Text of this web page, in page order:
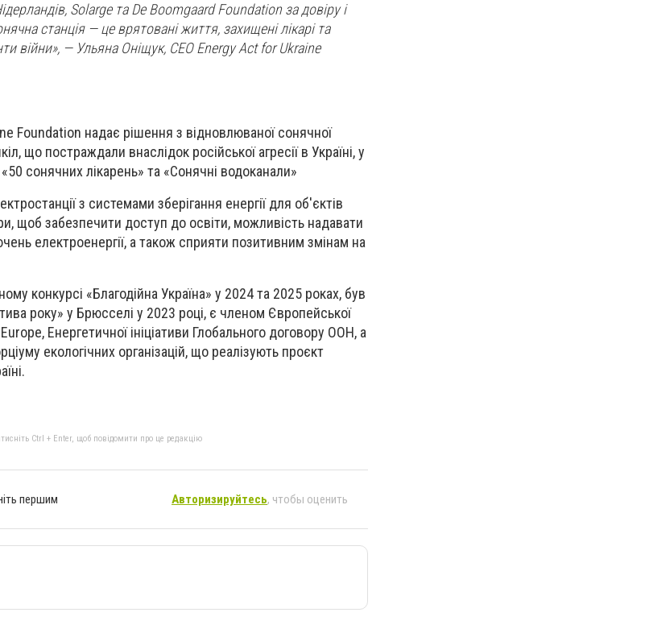
Solarge та De Boomgaard Foundation за довіру і
станція — це врятовані життя, захищені лікарі та
війни», — Ульяна Оніщук, СЕО Energy Act for Ukraine
Foundation надає рішення з відновлюваної сонячної
що постраждали внаслідок російської агресії в Україні, у
сонячних лікарень» та «Сонячні водоканали»
з системами зберігання енергії для об'єктів
щоб забезпечити доступ до освіти, можливість надавати
електроенергії, а також сприяти позитивним змінам на
конкурсі «Благодійна Україна» у 2024 та 2025 роках, був
року» у Брюсселі у 2023 році, є членом Європейської
Енергетичної ініціативи Глобального договору ООН, а
екологічних організацій, що реалізують проєкт
Ctrl + Enter, щоб повідомити про це редакцію
першим Авторизируйтесь, чтобы оценить